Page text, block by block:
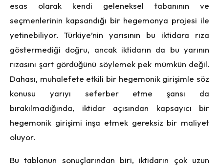
esas olarak kendi geleneksel tabanının ve
seçmenlerinin kapsandığı bir hegemonya projesi ile
yetinebiliyor. Türkiye’nin yarısının bu iktidara rıza
göstermediği doğru, ancak iktidarın da bu yarının
rızasını şart gördüğünü söylemek pek mümkün değil.
Dahası, muhalefete etkili bir hegemonik girişimle söz
konusu yarıyı seferber etme şansı da
bırakılmadığında, iktidar açısından kapsayıcı bir
hegemonik girişimi inşa etmek gereksiz bir maliyet
oluyor.
Bu tablonun sonuçlarından biri, iktidarın çok uzun